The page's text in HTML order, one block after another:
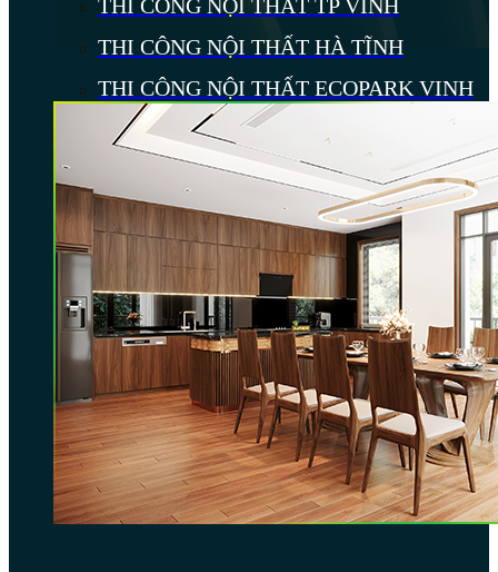
THI CÔNG NỘI THẤT TP VINH
THI CÔNG NỘI THẤT HÀ TĨNH
THI CÔNG NỘI THẤT ECOPARK VINH